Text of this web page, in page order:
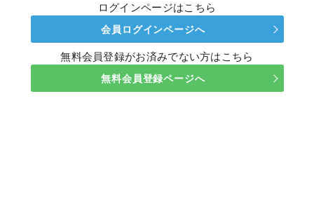
ログインページはこちら
会員ログインページへ
無料会員登録がお済みでない方はこちら
無料会員登録ページへ